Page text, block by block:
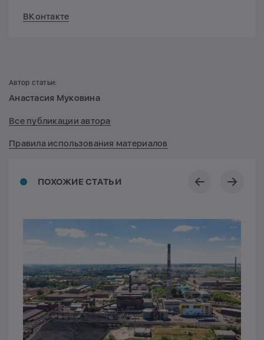
ВКонтакте
ПОХОЖИЕ СТАТЬИ
Автор статьи:
Анастасия Муковина
Все публикации автора
Правила использования материалов